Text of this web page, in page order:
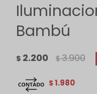
Bambú
$ 2.200 $ 3.900
$1.980